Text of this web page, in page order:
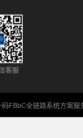
客服
FBbC全链路系统方案服